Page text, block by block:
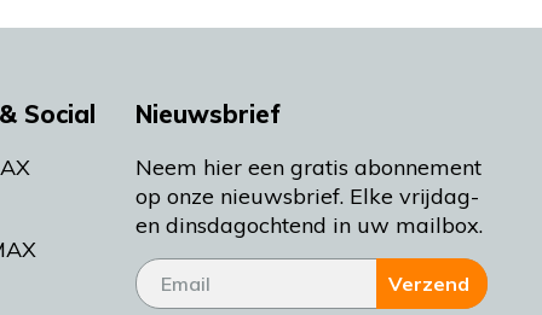
Social Nieuwsbrief
Neem hier een gratis abonnement
op onze nieuwsbrief. Elke vrijdag-
en dinsdagochtend in uw mailbox.
Verzend